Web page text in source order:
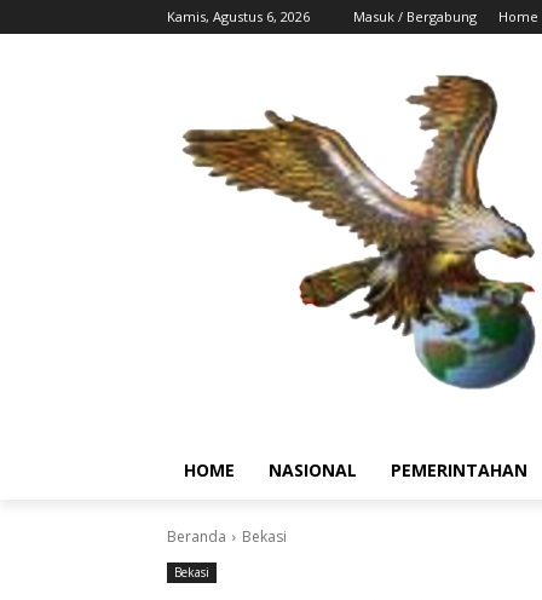
Kamis, Agustus 6, 2026 Masuk / Bergabung Home
HOME NASIONAL PEMERINTAHAN
Beranda Bekasi
Bekasi